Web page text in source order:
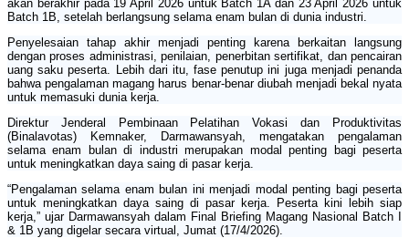
akan berakhir pada 19 April 2026 untuk Batch 1A dan 23 April 2026 untuk
Batch 1B, setelah berlangsung selama enam bulan di dunia industri.
Penyelesaian tahap akhir menjadi penting karena berkaitan langsung
dengan proses administrasi, penilaian, penerbitan sertifikat, dan pencairan
uang saku peserta. Lebih dari itu, fase penutup ini juga menjadi penanda
bahwa pengalaman magang harus benar-benar diubah menjadi bekal nyata
untuk memasuki dunia kerja.
Direktur Jenderal Pembinaan Pelatihan Vokasi dan Produktivitas
(Binalavotas) Kemnaker, Darmawansyah, mengatakan pengalaman
selama enam bulan di industri merupakan modal penting bagi peserta
untuk meningkatkan daya saing di pasar kerja.
“Pengalaman selama enam bulan ini menjadi modal penting bagi peserta
untuk meningkatkan daya saing di pasar kerja. Peserta kini lebih siap
kerja,” ujar Darmawansyah dalam Final Briefing Magang Nasional Batch I
& 1B yang digelar secara virtual, Jumat (17/4/2026).